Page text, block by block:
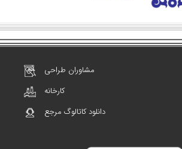
مشاوران طراحی
کارخانه
دانلود کاتالوگ مرجع